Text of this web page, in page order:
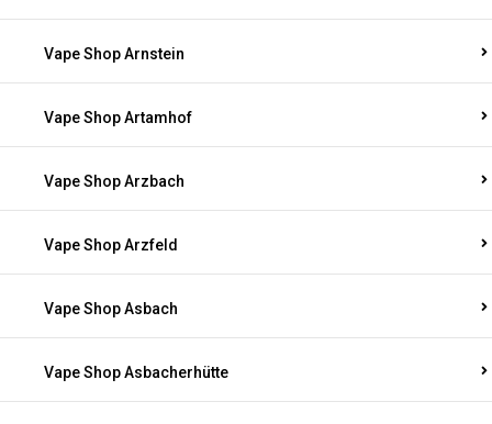
Vape Shop Arnstein
Vape Shop Artamhof
Vape Shop Arzbach
Vape Shop Arzfeld
Vape Shop Asbach
Vape Shop Asbacherhütte